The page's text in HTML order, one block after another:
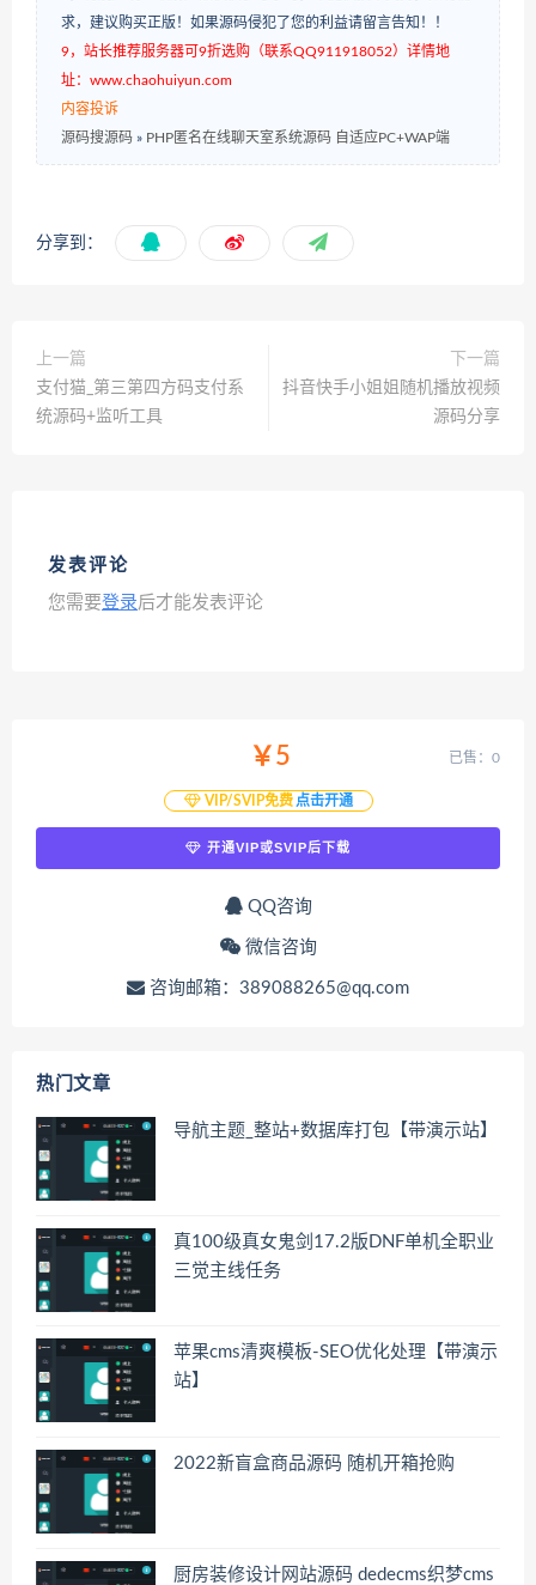
求，建议购买正版！如果源码侵犯了您的利益请留言告知！！
9，站长推荐服务器可9折选购（联系QQ911918052）详情地
址：www.chaohuiyun.com
内容投诉
源码搜源码 » PHP匿名在线聊天室系统源码 自适应PC+WAP端
分享到：
上一篇
支付猫_第三第四方码支付系
统源码+监听工具
下一篇
抖音快手小姐姐随机播放视频
源码分享
发表评论
您需要登录后才能发表评论
￥5
VIP/SVIP免费 点击开通
已售：0
开通VIP或SVIP后下载
QQ咨询
微信咨询
咨询邮箱：389088265@qq.com
热门文章
导航主题_整站+数据库打包【带演示站】
真100级真女鬼剑17.2版DNF单机全职业
三觉主线任务
苹果cms清爽模板-SEO优化处理【带演示
站】
2022新盲盒商品源码 随机开箱抢购
厨房装修设计网站源码 dedecms织梦cms